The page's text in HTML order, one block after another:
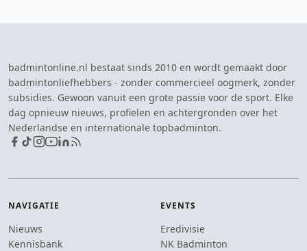
badmintonline.nl bestaat sinds 2010 en wordt gemaakt door
badmintonliefhebbers - zonder commercieel oogmerk, zonder
subsidies. Gewoon vanuit een grote passie voor de sport. Elke
dag opnieuw nieuws, profielen en achtergronden over het
Nederlandse en internationale topbadminton.
NAVIGATIE
Nieuws
Kennisbank
EVENTS
Eredivisie
NK Badminton